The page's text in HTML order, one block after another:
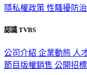
隱私權政策 性騷擾防
認識 TVBS
公司介紹 企業動態 人
節目版權銷售 公開招標